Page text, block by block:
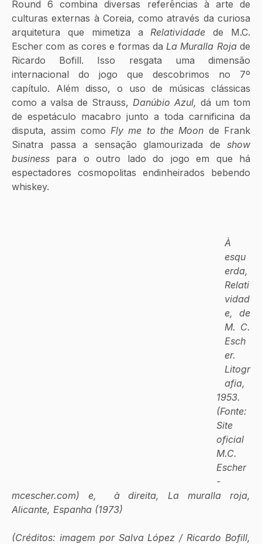
Round 6 combina diversas referências à arte de
culturas externas à Coreia, como através da curiosa
arquitetura que mimetiza a Relatividade de M.C.
Escher com as cores e formas da La Muralla Roja de
Ricardo Bofill. Isso resgata uma dimensão
internacional do jogo que descobrimos no 7º
capítulo. Além disso, o uso de músicas clássicas
como a valsa de Strauss, Danúbio Azul, dá um tom
de espetáculo macabro junto a toda carnificina da
disputa, assim como Fly me to the Moon de Frank
Sinatra passa a sensação glamourizada de show
business para o outro lado do jogo em que há
espectadores cosmopolitas endinheirados bebendo
whiskey.
À
esqu
erda,
Relati
vidad
e, de
M. C.
Esch
er.
Litogr
afia,
1953.
(Fonte:
Site
oficial
M.C.
Escher
-
mcescher.com) e,  à direita, La muralla roja,
Alicante, Espanha (1973)
(Créditos: imagem por Salva López / Ricardo Bofill,